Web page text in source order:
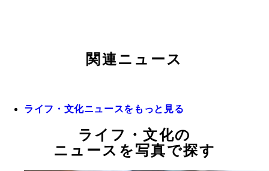
関連ニュース
ライフ・文化ニュースをもっと見る
ライフ・文化の
ニュースを写真で探す